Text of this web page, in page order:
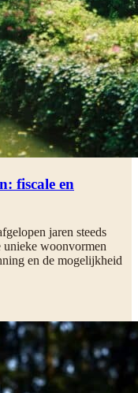
fiscale en
jaren steeds
woonvormen
en de mogelijkheid